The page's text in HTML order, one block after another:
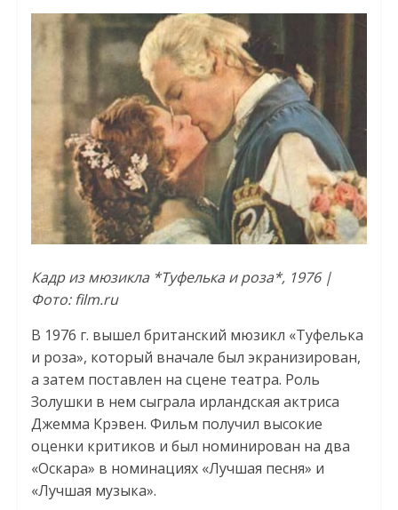
Кадр из мюзикла *Туфелька и роза*, 1976 |
Фото: film.ru
В 1976 г. вышел британский мюзикл «Туфелька
и роза», который вначале был экранизирован,
а затем поставлен на сцене театра. Роль
Золушки в нем сыграла ирландская актриса
Джемма Крэвен. Фильм получил высокие
оценки критиков и был номинирован на два
«Оскара» в номинациях «Лучшая песня» и
«Лучшая музыка».